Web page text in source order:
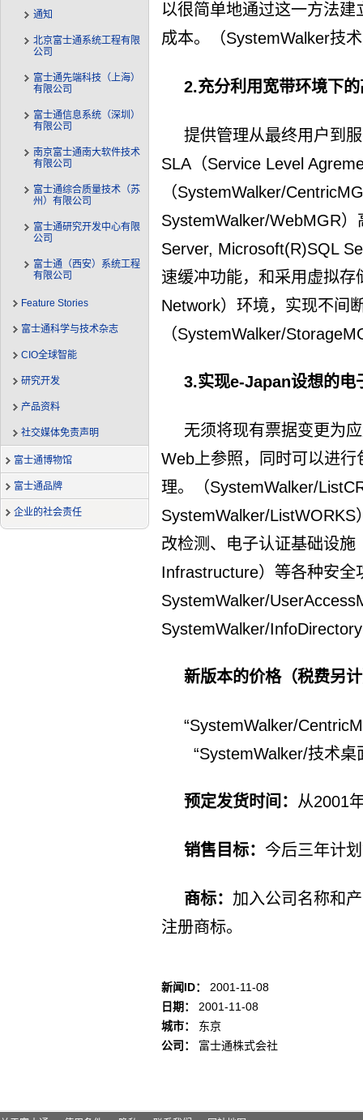
通知
北京富士通系统工程有限
公司
富士通先端科技（上海）
有限公司
富士通信息系统（深圳）
有限公司
南京富士通南大软件技术
有限公司
富士通综合质量技术（苏
州）有限公司
富士通研究开发中心有限
公司
富士通（西安）系统工程
有限公司
Feature Stories
富士通科学与技术杂志
CIO全球智能
研究开发
产品资料
社交媒体免责声明
富士通博物馆
富士通品牌
企业的社会责任
以很简单地通过这一方法
成本。（SystemWalker技
2.充分利用宽带环境下
提供管理从最终用户到
SLA（Service Level
（SystemWalker/
SystemWalker/WebMGR
Server, Microsoft(R)SQL
速缓冲功能，和采用虚拟
Network）环境，实现不间
（SystemWalker/
3.实现e-Japan设想的电
无须将现有票据变更为
Web上参照，同时可以进
理。（SystemWalker/
SystemWalker/
改检测、电子认证基础设
Infrastructure）等各种安全
SystemWalker/
SystemWalker/
新版本的价格（税费另
“SystemWalker/
“SystemWalker/技术桌
预定发货时间： 从2001
销售目标： 今后三年计
商标： 加入公司名称和
注册商标。
新闻ID：
2001-11-08
日期：
2001-11-08
城市：
东京
公司：
富士通株式会社